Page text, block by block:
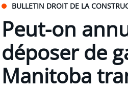
BULLETIN DROIT DE LA
Peut-on
déposer de
Manitoba